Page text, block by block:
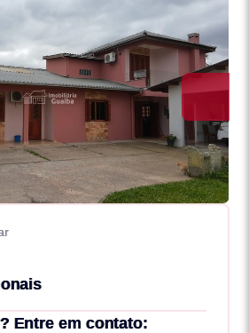
Entre em contato: